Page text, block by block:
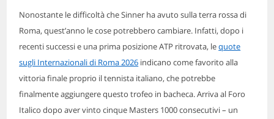
Nonostante le difficoltà che Sinner ha avuto sulla terra rossa di
Roma, quest’anno le cose potrebbero cambiare. Infatti, dopo i
recenti successi e una prima posizione ATP ritrovata, lequote
sugli Internazionali di Roma 2026 indicano come favorito alla
vittoria finale proprio il tennista italiano, che potrebbe
finalmente aggiungere questo trofeo in bacheca. Arriva al Foro
Italico dopo aver vinto cinque Masters 1000 consecutivi – un